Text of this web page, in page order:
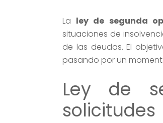
La ley de segunda
situaciones de
de las deudas. El
pasando por un
Ley de
solicitudes